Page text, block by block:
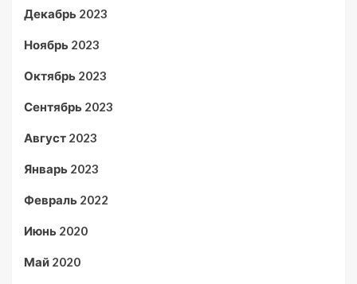
Декабрь 2023
Ноябрь 2023
Октябрь 2023
Сентябрь 2023
Август 2023
Январь 2023
Февраль 2022
Июнь 2020
Май 2020